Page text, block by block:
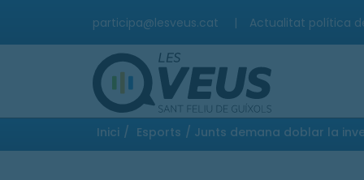
participa@lesveus.cat | Actualitat política
Inici / Esports / Junts demana doblar la